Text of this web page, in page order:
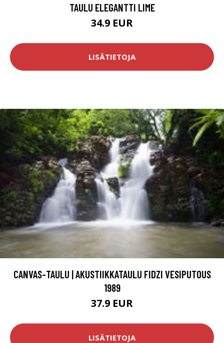
TAULU ELEGANTTI LIME
34.9 EUR
LISÄTIETOJA
CANVAS-TAULU | AKUSTIIKKATAULU FIDZI VESIPUTOUS
1989
37.9 EUR
LISÄTIETOJA